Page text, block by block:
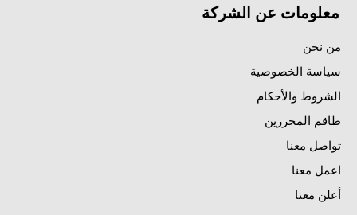
معلومات عن الشركة
من نحن
سياسة الخصوصية
الشروط والأحكام
طاقم المحررين
تواصل معنا
اعمل معنا
أعلن معنا